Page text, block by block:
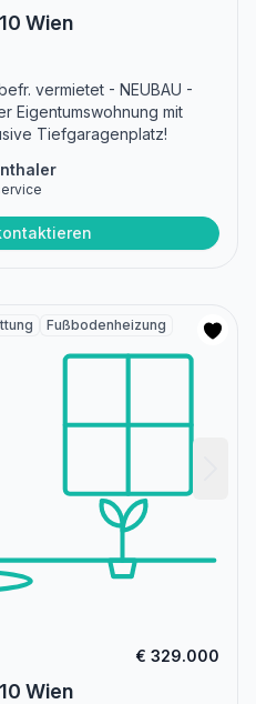
Wien
vermietet - NEUBAU -
Eigentumswohnung mit
Tiefgaragenplatz!
Fußbodenheizung
€ 329.000
Wien